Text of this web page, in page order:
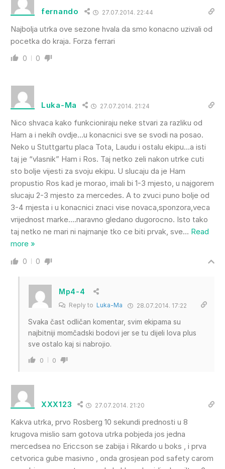
fernando 27.07.2014. 22:44
Najbolja utrka ove sezone hvala da smo konacno uzivali od
pocetka do kraja. Forza ferrari
0 0
Luka-Ma 27.07.2014. 21:24
Nico shvaca kako funkcioniraju neke stvari za razliku od
Ham a i nekih ovdje…u konacnici sve se svodi na posao.
Neko u Stuttgartu placa Tota, Laudu i ostalu ekipu…a isti
taj je “vlasnik” Ham i Ros. Taj netko zeli nakon utrke cuti
sto bolje vijesti za svoju ekipu. U slucaju da je Ham
propustio Ros kad je morao, imali bi 1-3 mjesto, u najgorem
slucaju 2-3 mjesto za mercedes. A to zvuci puno bolje od
3-4 mjesta i u konacnici znaci vise novaca,sponzora,veca
vrijednost marke….naravno gledano dugorocno. Isto tako
taj netko ne mari ni najmanje tko ce biti prvak, sve… Read
more »
0 0
Mp4-4
Reply to Luka-Ma 28.07.2014. 17:22
Svaka čast odličan komentar, svim ekipama su
najbitniji momčadski bodovi jer se tu dijeli lova plus
sve ostalo kaj si nabrojio.
0 0
XXX123 27.07.2014. 21:20
Kakva utrka, prvo Rosberg 10 sekundi prednosti u 8
krugova mislio sam gotova utrka pobjeda jos jedna
mercedsea no Ericcson se zabija i Rikardo u boks , i prva
cetvorica gube masivno , onda grosjean pod safety carom